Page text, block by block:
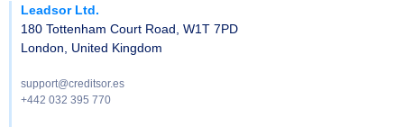
Leadsor Ltd.
180 Tottenham Court Road, W1T 7PD
London, United Kingdom
support@creditsor.es
+442 032 395 770